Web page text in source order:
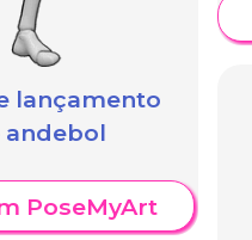
lançamento
andebol
PoseMyArt